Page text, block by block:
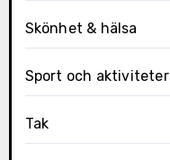
Skönhet & hälsa
Sport och aktiviteter
Tak